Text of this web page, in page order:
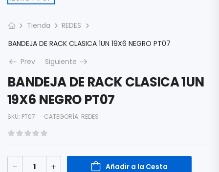
Tienda
REDES
BANDEJA DE RACK CLASICA 1UN 19X6 NEGRO PT07
Prev
Siguiente
BANDEJA DE RACK CLASICA 1UN
19X6 NEGRO PT07
SKU: PT07 CATEGORÍA: REDES
Añadir a la Cesta